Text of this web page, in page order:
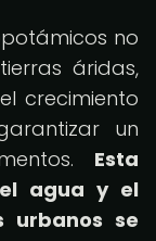
no
áridas,
crecimiento
un
Esta
agua y el
urbanos se